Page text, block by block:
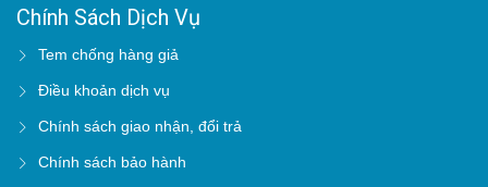
Chính Sách Dịch Vụ
Tem chống hàng giả
Điều khoản dịch vụ
Chính sách giao nhận, đổi trả
Chính sách bảo hành